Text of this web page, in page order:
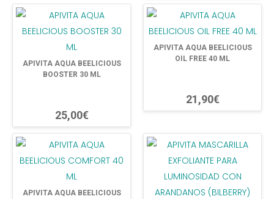
APIVITA AQUA BEELICIOUS
BOOSTER 30 ML
25,00€
APIVITA AQUA BEELICIOUS
OIL FREE 40 ML
21,90€
APIVITA AQUA BEELICIOUS